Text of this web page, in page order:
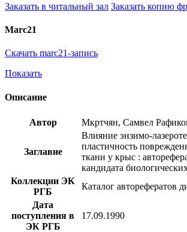
Заказать в читальный зал Заказать копию
Marc21
Скачать marc21-запись
Показать
Описание
Автор Мкртчян, Самвел
Заглавие
Влияние энзимо-
пластичность
ткани у крыс :
кандидата
Коллекции ЭК
РГБ
Каталог авторефератов
Дата
поступления в
ЭК РГБ
17.09.1990